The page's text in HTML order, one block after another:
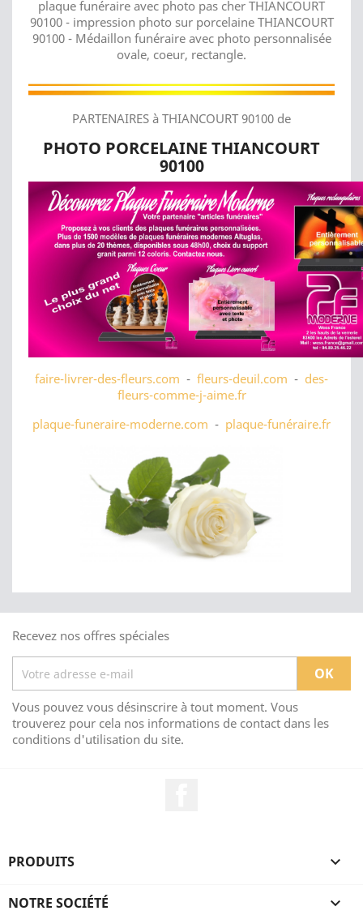
plaque funéraire avec photo pas cher THIANCOURT
90100 - impression photo sur porcelaine THIANCOURT
90100 - Médaillon funéraire avec photo personnalisée
ovale, coeur, rectangle.
PARTENAIRES à THIANCOURT 90100 de
PHOTO PORCELAINE THIANCOURT
90100
faire-livrer-des-fleurs.com - fleurs-deuil.com - des-
fleurs-comme-j-aime.fr
plaque-funeraire-moderne.com - plaque-funéraire.fr
Recevez nos offres spéciales
Vous pouvez vous désinscrire à tout moment. Vous
trouverez pour cela nos informations de contact dans les
conditions d'utilisation du site.
PRODUITS 
NOTRE SOCIÉTÉ 